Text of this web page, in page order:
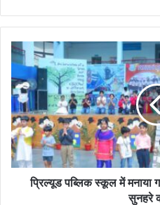
प्रिल्यूड
पब्लिक
स्कूल
में
मनाया
गया
रंगारंग
दीक्षांत
समारोह-
आशाएँप्रिल्यूड पब्लिक स्कूल में मनाया
सुनहरे